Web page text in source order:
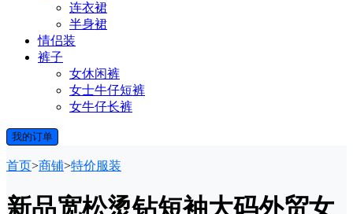
连衣裙
半身裙
情侣装
裤子
女休闲裤
女士牛仔短裤
女牛仔长裤
我的订单
首页>商铺>特价服装
新品宽松烫钻短袖大码外贸女